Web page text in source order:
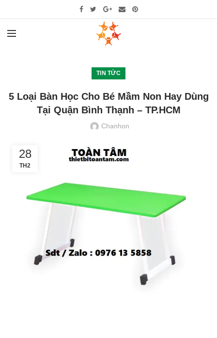
TIN TỨC
5 Loại Bàn Học Cho Bé Mầm Non Hay Dùng
Tại Quận Bình Thạnh – TP.HCM
Chanhon
28
TH2